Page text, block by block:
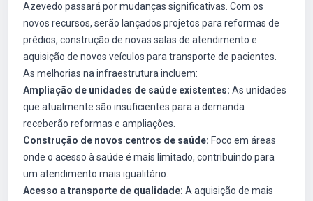
Azevedo passará por mudanças significativas. Com os
novos recursos, serão lançados projetos para reformas de
prédios, construção de novas salas de atendimento e
aquisição de novos veículos para transporte de pacientes.
As melhorias na infraestrutura incluem:
Ampliação de unidades de saúde existentes: As unidades
que atualmente são insuficientes para a demanda
receberão reformas e ampliações.
Construção de novos centros de saúde: Foco em áreas
onde o acesso à saúde é mais limitado, contribuindo para
um atendimento mais igualitário.
Acesso a transporte de qualidade: A aquisição de mais